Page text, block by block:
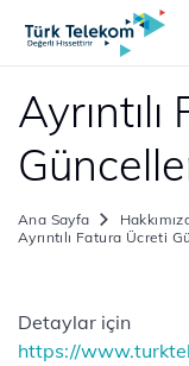
Ana Sayfa
Ayrıntılı Fatura Ücreti
Detaylar için ​
https://